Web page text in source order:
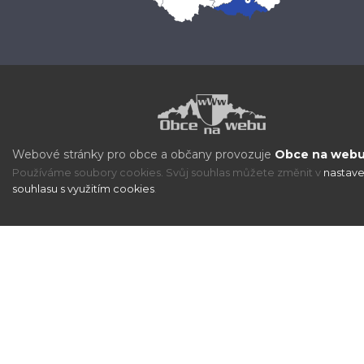
Webové stránky pro obce a občany provozuje Obce na
Používáme soubory cookies. Svůj souhlas můžete změnit v
souhlasu s využitím cookies